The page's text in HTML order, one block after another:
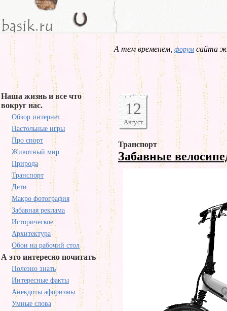
А тем временем,форум сайта
Наша жизнь и все что
вокруг нас.
Обзор интернет
Настольные игры
Про спорт
Животный мир
Природа
Транспорт
Дети
Макро фотография
Забавная реклама
Историческое
Архитектура
Обои на рабочий стол
А это интересно почитать
Полезно знать
Интересные факты
Анекдоты афоризмы
Умные слова
12
Август
Транспорт
Забавные